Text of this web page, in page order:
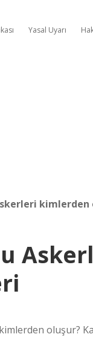
Yasal Uyarı
kimlerden
oluşur?